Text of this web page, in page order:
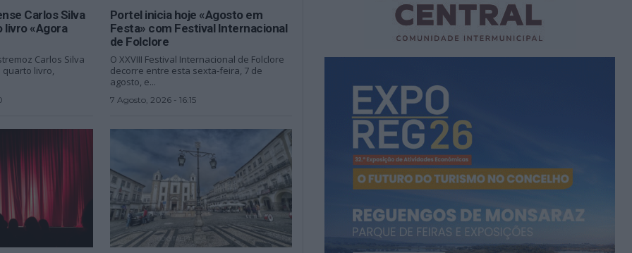
Carlos Silva
livro «Agora
Carlos Silva
livro,
Portel inicia hoje «Agosto em
Festa» com Festival Internacional
de Folclore
O XXVIII Festival Internacional de Folclore
decorre entre esta sexta-feira, 7 de
agosto, e...
7 Agosto, 2026 - 16:15